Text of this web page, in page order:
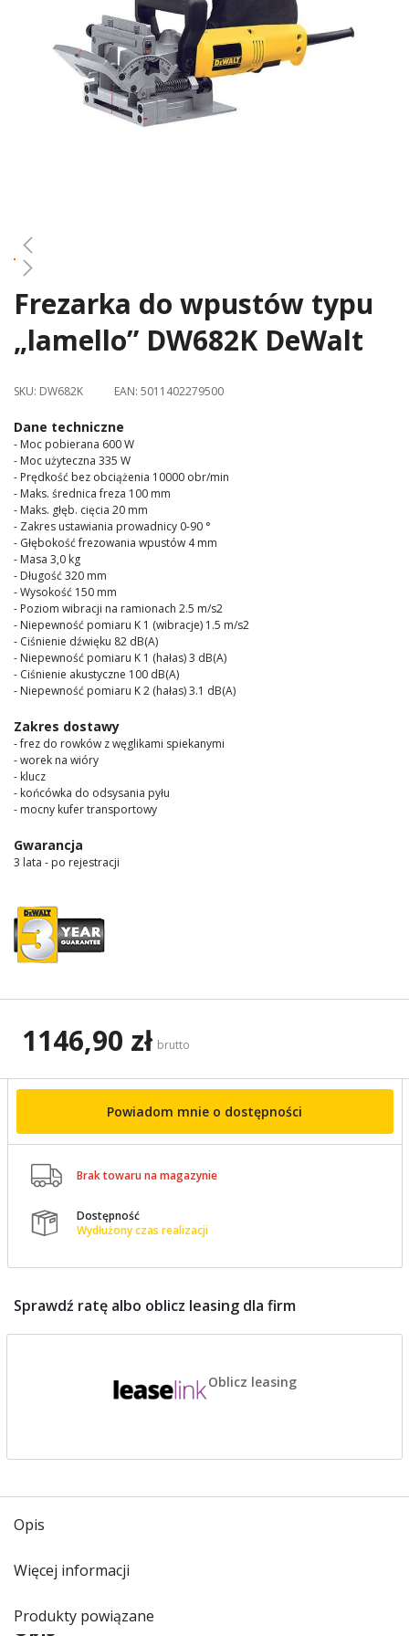
Skip
to
the
of
images
gallery
Frezarka do wpustów typu
„lamello” DW682K DeWalt
SKU: DW682K EAN: 5011402279500
Dane techniczne
- Moc pobierana 600 W
- Moc użyteczna 335 W
- Prędkość bez obciążenia 10000 obr/min
- Maks. średnica freza 100 mm
- Maks. głęb. cięcia 20 mm
- Zakres ustawiania prowadnicy 0-90 °
- Głębokość frezowania wpustów 4 mm
- Masa 3,0 kg
- Długość 320 mm
- Wysokość 150 mm
- Poziom wibracji na ramionach 2.5 m/s2
- Niepewność pomiaru K 1 (wibracje) 1.5 m/s2
- Ciśnienie dźwięku 82 dB(A)
- Niepewność pomiaru K 1 (hałas) 3 dB(A)
- Ciśnienie akustyczne 100 dB(A)
- Niepewność pomiaru K 2 (hałas) 3.1 dB(A)
Zakres dostawy
- frez do rowków z węglikami spiekanymi
- worek na wióry
- klucz
- końcówka do odsysania pyłu
- mocny kufer transportowy
Gwarancja
3 lata - po rejestracji
1146,90 zł brutto
Powiadom mnie o dostępności
 Brak towaru na magazynie

Dostępność
Wydłużony czas realizacji
Sprawdź ratę albo oblicz leasing dla firm
Oblicz leasing
Opis
Więcej informacji
Produkty powiązane
Opis